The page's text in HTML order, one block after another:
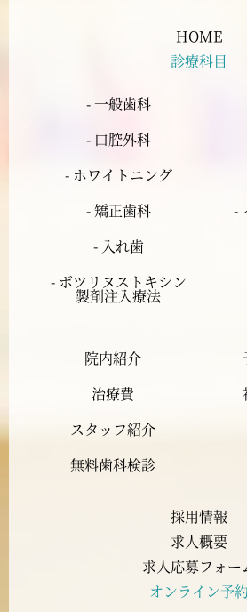
2024年5月
2024年2
2023年11
2023年8月
2023年7
HOME
診療科目
- 一般歯科
- 口腔外科
- ホワイトニング
- 矯正歯科
-
- 入れ歯
- ボツリヌストキシン
製剤注入療法
院内紹介
治療費
スタッフ紹介
無料歯科検診
採用情報
求人概要
求人応募フォー
オンライン予約